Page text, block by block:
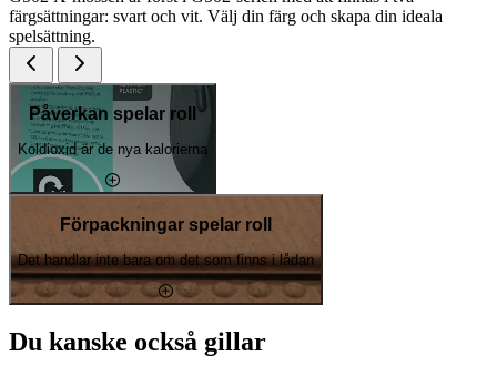
färgsättningar: svart och vit. Välj din färg och skapa din ideala
spelsättning.
Påverkan spelar roll
Koldioxid är de nya kalorierna
Förpackningar spelar roll
Det handlar inte bara om det som finns i lådan
Du kanske också gillar